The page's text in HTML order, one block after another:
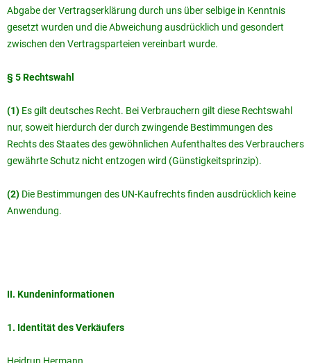
Abgabe der Vertragserklärung durch uns über selbige in Kenntnis
gesetzt wurden und die Abweichung ausdrücklich und gesondert
zwischen den Vertragsparteien vereinbart wurde.
§ 5 Rechtswahl
(1) Es gilt deutsches Recht. Bei Verbrauchern gilt diese Rechtswahl
nur, soweit hierdurch der durch zwingende Bestimmungen des
Rechts des Staates des gewöhnlichen Aufenthaltes des Verbrauchers
gewährte Schutz nicht entzogen wird (Günstigkeitsprinzip).
(2) Die Bestimmungen des UN-Kaufrechts finden ausdrücklich keine
Anwendung.
II. Kundeninformationen
1. Identität des Verkäufers